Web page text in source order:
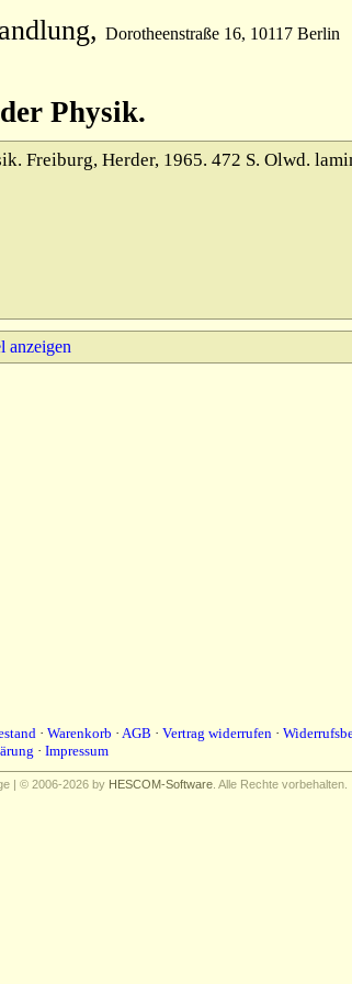
Dorotheenstraße 16, 10117 Berlin
Physik.
Freiburg, Herder, 1965. 472 S. Olwd.
anzeigen
· Warenkorb · AGB · Vertrag widerrufen·
· Impressum
| © 2006-2026 by HESCOM-Software . Alle Rechte vorbehalten.